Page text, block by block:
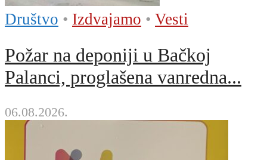
Društvo • Izdvajamo • Vesti
Požar na deponiji u Bačkoj
Palanci, proglašena vanredna...
06.08.2026.